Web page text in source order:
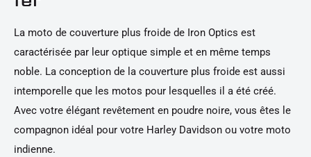
La moto de couverture plus froide de Iron Optics est
caractérisée par leur optique simple et en même temps
noble. La conception de la couverture plus froide est aussi
intemporelle que les motos pour lesquelles il a été créé.
Avec votre élégant revêtement en poudre noire, vous êtes le
compagnon idéal pour votre Harley Davidson ou votre moto
indienne.